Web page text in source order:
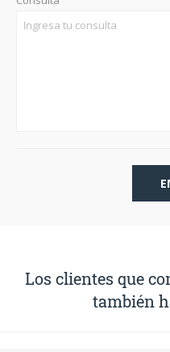
Los clientes que
también